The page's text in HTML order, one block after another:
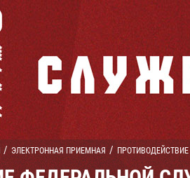
ЭЛЕКТРОННАЯ ПРИЕМНАЯ